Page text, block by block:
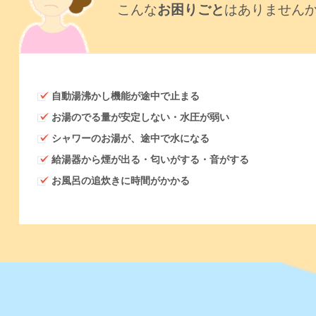
こんなお困りごとはありません
自動湯沸かし機能が途中で止まる
お湯のでる量が安定しない・水圧が弱い
シャワーのお湯が、途中で水になる
給湯器から煙が出る・匂いがする・音がする
お風呂の追炊きに時間がかかる